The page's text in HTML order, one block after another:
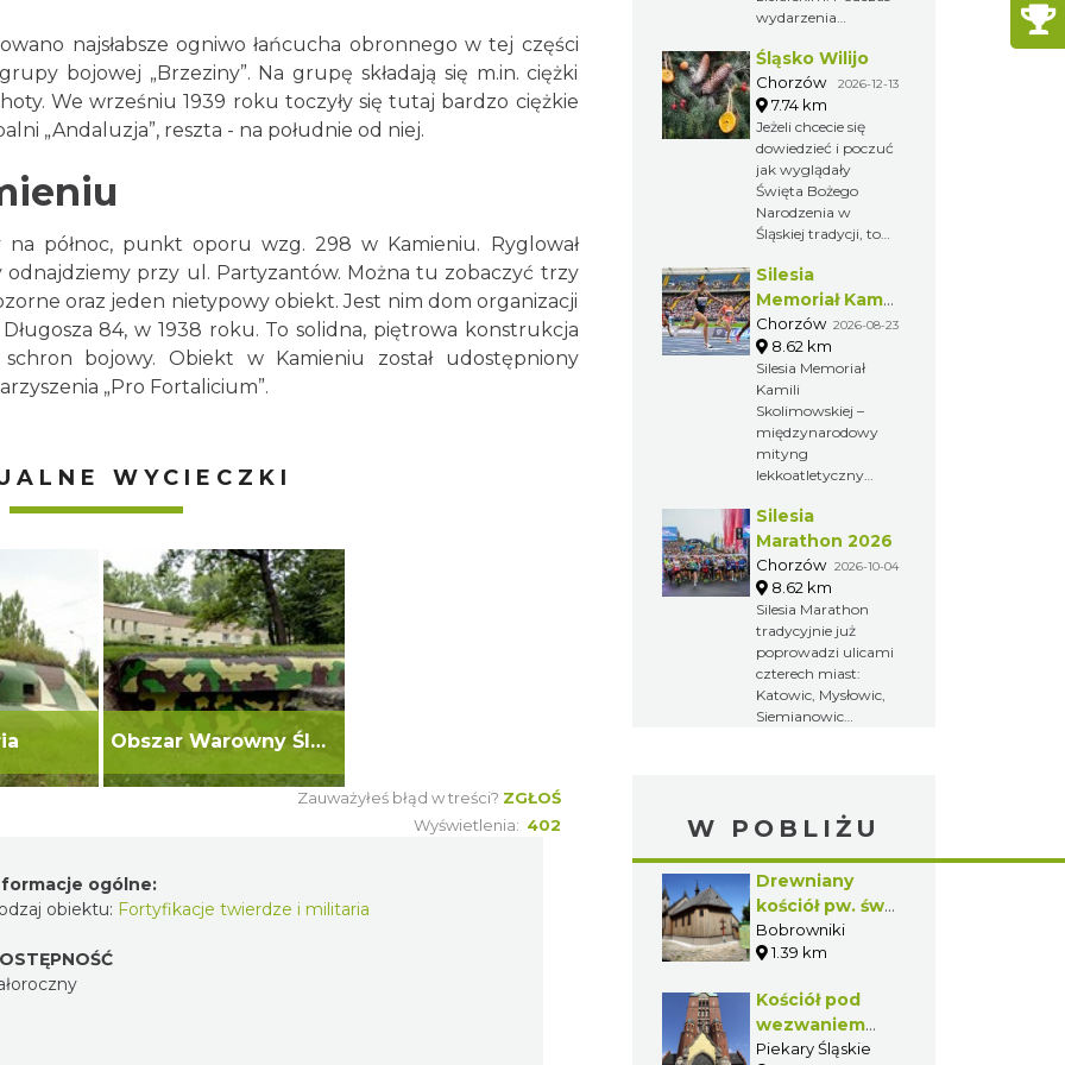
najsłabsze ogniwo łańcucha obronnego w tej części
bojowej „Brzeziny”. Na grupę składają się m.in. ciężki
We wrześniu 1939 roku toczyły się tutaj bardzo ciężkie
„Andaluzja”, reszta - na południe od niej.
na północ, punkt oporu wzg. 298 w Kamieniu. Ryglował
przy ul. Partyzantów. Można tu zobaczyć trzy
oraz jeden nietypowy obiekt. Jest nim dom organizacji
84, w 1938 roku. To solidna, piętrowa konstrukcja
bojowy. Obiekt w Kamieniu został udostępniony
„Pro Fortalicium”.
WYCIECZKI
Obszar Warowny Śląsk
Zauważyłeś błąd w treści? ZGŁOŚ
Wyświetlenia: 402
ogólne:
obiektu: Fortyfikacje twierdze i militaria
wydarzenia
pokazy prac
żniwnych i działania
młynów.
Śląsko Wilijo
Chorzów 2026-12-13
7.74 km
Jeżeli chcecie się
dowiedzieć i poczuć
jak wyglądały
Święta Bożego
Narodzenia w
Śląskiej tradycji, to
chorzowskiego
skansenu na Śląsko
Wilijo.
Silesia
Memoriał Kamili
Skolimowskiej
Chorzów 2026-08-23
8.62 km
Silesia Memoriał
Kamili
Skolimowskiej –
międzynarodowy
mityng
lekkoatletyczny
przez Fundację
Kamili
Skolimowskiej.
Zawody poświęcone
są pamięci zmarłej
w lutym 2009 roku
Skolimowskiej –
mistrzyni
olimpijskiej w rzucie
Silesia
Marathon 2026
Chorzów 2026-10-04
8.62 km
Silesia Marathon
tradycyjnie już
poprowadzi ulicami
czterech miast:
Katowic, Mysłowic,
Siemianowic
największych
Polsce.
W POBLIŻU
Drewniany
kościół pw. św.
Wawrzyńca w
Bobrownikach
Bobrowniki
1.39 km
Kościół pod
wezwaniem
Najświętszego
Piekary Śląskie